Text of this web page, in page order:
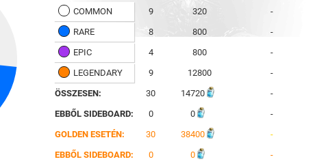
COMMON
9 320
-
RARE
8 800
-
EPIC
4 800
-
LEGENDARY
9 12800
-
ÖSSZESEN:
30 14720
-
EBBŐL SIDEBOARD:
0 0
-
GOLDEN ESETÉN:
30 38400
-
EBBŐL SIDEBOARD:
0 0 -